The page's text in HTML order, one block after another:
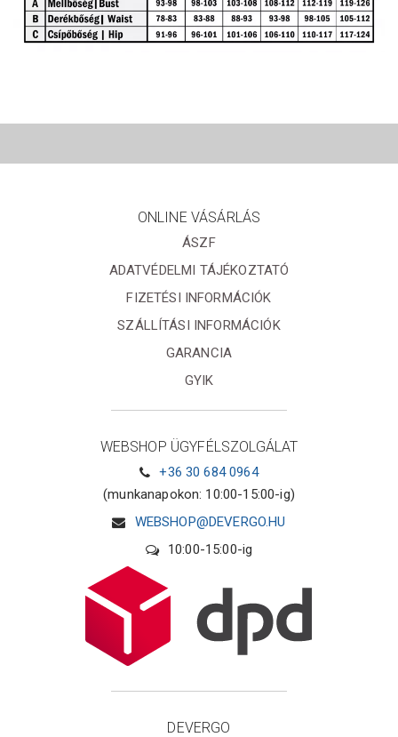
ONLINE VÁSÁRLÁS
ÁSZF
ADATVÉDELMI TÁJÉKOZTATÓ
FIZETÉSI INFORMÁCIÓK
SZÁLLÍTÁSI INFORMÁCIÓK
GARANCIA
GYIK
WEBSHOP ÜGYFÉLSZOLGÁLAT
+36 30 684 0964
(munkanapokon: 10:00-15:00-ig)
WEBSHOP@DEVERGO.HU
10:00-15:00-ig
DEVERGO